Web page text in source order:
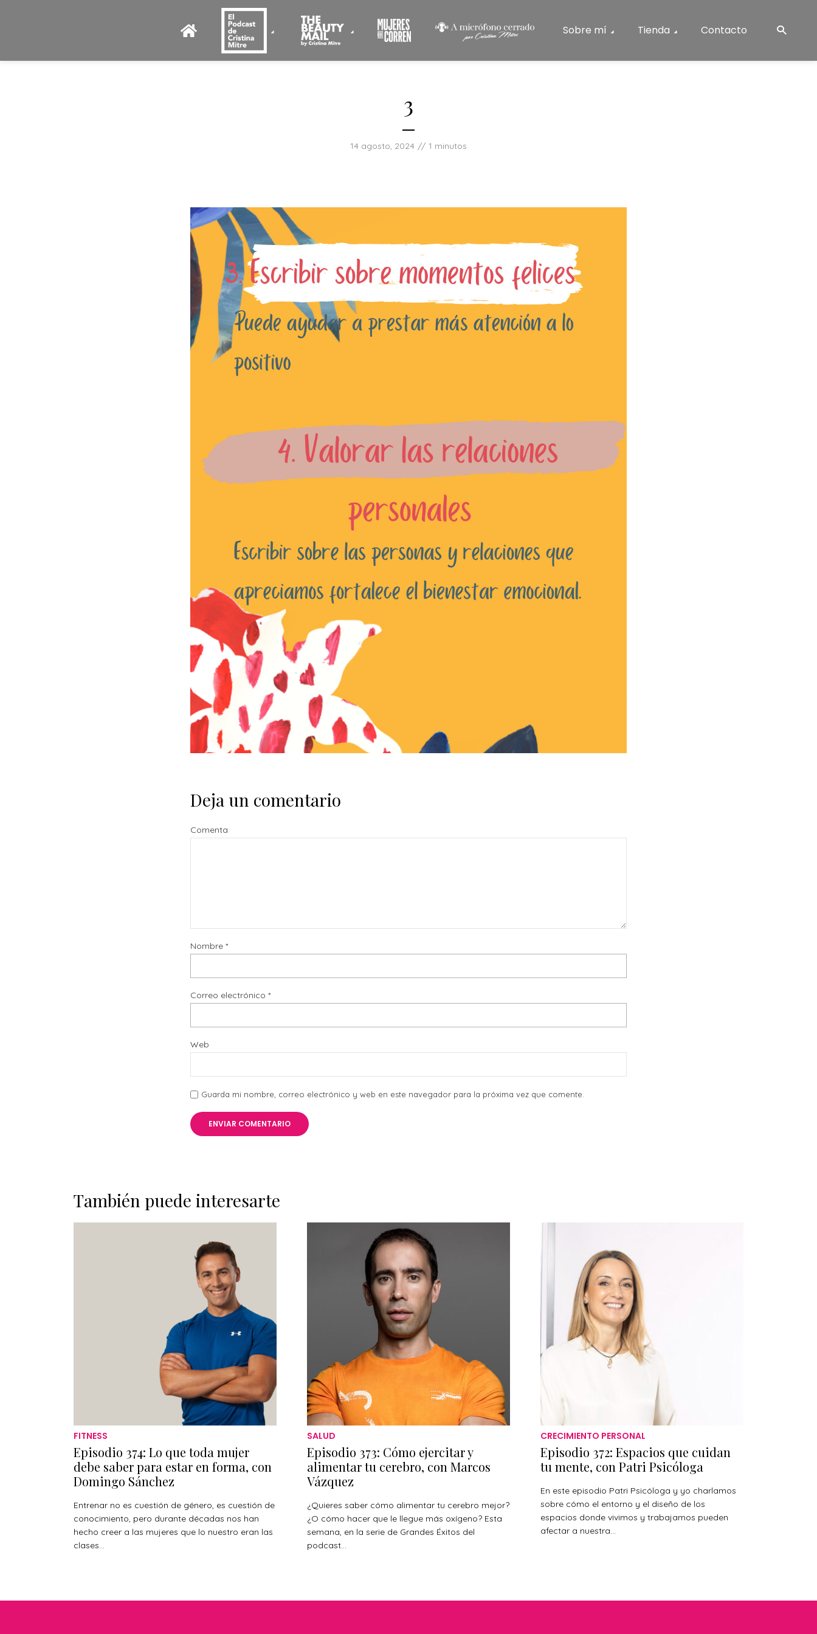
Sobre mí Tienda Contacto
3
14 agosto, 2024 1 minutos
Deja un comentario
Comenta
Nombre *
Correo electrónico *
Web
Guarda mi nombre, correo electrónico y web en este navegador para la próxima vez que comente.
También puede interesarte
FITNESS
Episodio 374: Lo que toda mujer
debe saber para estar en forma, con
Domingo Sánchez
Entrenar no es cuestión de género, es cuestión de
conocimiento, pero durante décadas nos han
hecho creer a las mujeres que lo nuestro eran las
clases...
SALUD
Episodio 373: Cómo ejercitar y
alimentar tu cerebro, con Marcos
Vázquez
¿Quieres saber cómo alimentar tu cerebro mejor?
¿O cómo hacer que le llegue más oxígeno? Esta
semana, en la serie de Grandes Éxitos del
podcast...
CRECIMIENTO PERSONAL
Episodio 372: Espacios que cuidan
tu mente, con Patri Psicóloga
En este episodio Patri Psicóloga y yo charlamos
sobre cómo el entorno y el diseño de los
espacios donde vivimos y trabajamos pueden
afectar a nuestra...